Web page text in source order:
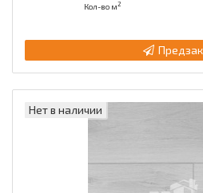
Кол-во м2
Нет в наличии